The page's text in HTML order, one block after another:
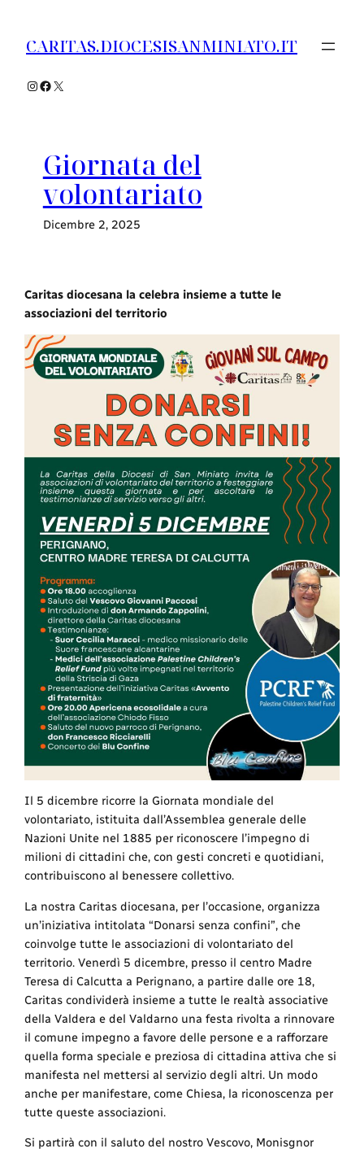
contenuto
CARITAS.DIOCESISANMINIATO.IT
Instagram
Facebook
X
Giornata del
volontariato
Dicembre 2, 2025
Caritas diocesana la celebra insieme a tutte le
associazioni del territorio
Il 5 dicembre ricorre la Giornata mondiale del
volontariato, istituita dall’Assemblea generale delle
Nazioni Unite nel 1885 per riconoscere l’impegno di
milioni di cittadini che, con gesti concreti e quotidiani,
contribuiscono al benessere collettivo.
La nostra Caritas diocesana, per l’occasione, organizza
un’iniziativa intitolata “Donarsi senza confini”, che
coinvolge tutte le associazioni di volontariato del
territorio. Venerdì 5 dicembre, presso il centro Madre
Teresa di Calcutta a Perignano, a partire dalle ore 18,
Caritas condividerà insieme a tutte le realtà associative
della Valdera e del Valdarno una festa rivolta a rinnovare
il comune impegno a favore delle persone e a rafforzare
quella forma speciale e preziosa di cittadina attiva che si
manifesta nel mettersi al servizio degli altri. Un modo
anche per manifestare, come Chiesa, la riconoscenza per
tutte queste associazioni.
Si partirà con il saluto del nostro Vescovo, Monisgnor